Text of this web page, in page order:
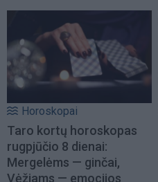
Horoskopai
Taro kortų horoskopas
rugpjūčio 8 dienai:
Mergelėms — ginčai,
Vėžiams — emocijos